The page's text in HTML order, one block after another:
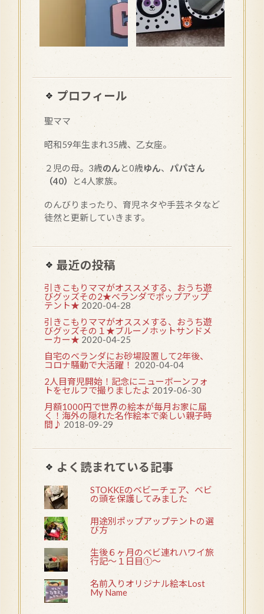
プロフィール
聖ママ
昭和59年生まれ35歳、乙女座。
２児の母。3歳のん と0歳ゆん、 パパさん
（40）
と4人家族。
のんびりまったり、育児ネタや手芸ネタなど
徒然と更新していきます。
最近の投稿
引きこもりママがオススメする、おうち遊
びグッズその2★ベランダでポップアップ
テント★ 2020-04-28
引きこもりママがオススメする、おうち遊
びグッズその１★ブルーノホットサンドメ
ーカー★ 2020-04-25
自宅のベランダにお砂場設置して2年後、
コロナ騒動で大活躍！ 2020-04-04
2人目育児開始！記念にニューボーンフォ
トをセルフで撮りましたよ 2019-06-30
月額1000円で世界の絵本が毎月お家に届
く！海外の隠れた名作絵本で楽しい親子時
間♪ 2018-09-29
よく読まれている記事
STOKKEのベビーチェア、ベビ
の頭を保護してみました
用途別ポップアップテントの選
び方
生後６ヶ月のベビ連れハワイ旅
行記〜１日目①〜
名前入りオリジナル絵本Lost
My Name